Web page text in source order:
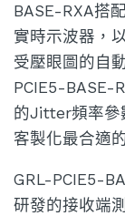
BASE-RXA搭
實時示波器，
受壓眼圖的自
PCIE5-BASE-
的Jitter頻率參
客製化最合適
GRL-PCIE5-
研發的接收端